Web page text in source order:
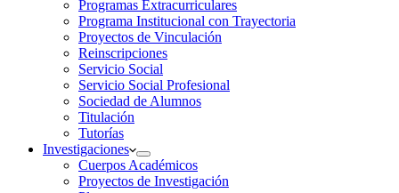
Programas Extracurriculares
Programa Institucional con Trayectoria
Proyectos de Vinculación
Reinscripciones
Servicio Social
Servicio Social Profesional
Sociedad de Alumnos
Titulación
Tutorías
Investigaciones
Cuerpos Académicos
Proyectos de Investigación